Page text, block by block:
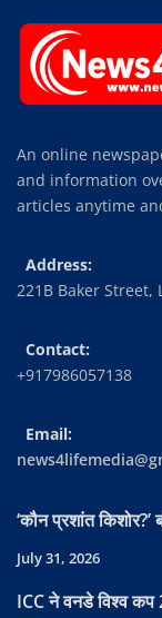
An online
and information
articles anytime
Address:
221B Baker Street,
Contact:
+917986057138
Email:
‘कौन प्रशांत
July 31, 2026
ICC ने वनडे विश्व कप